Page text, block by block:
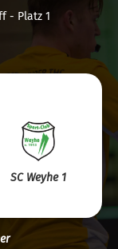
- Platz 1
SC Weyhe 1